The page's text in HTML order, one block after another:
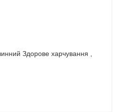
Здорове харчування ,